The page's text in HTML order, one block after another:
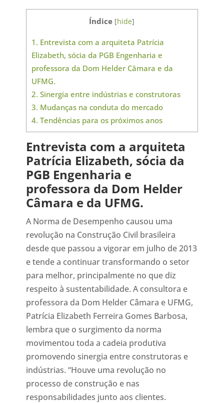
Índice [hide]
1. Entrevista com a arquiteta Patrícia
Elizabeth, sócia da PGB Engenharia e
professora da Dom Helder Câmara e da
UFMG.
2. Sinergia entre indústrias e construtoras
3. Mudanças na conduta do mercado
4. Tendências para os próximos anos
Entrevista com a arquiteta
Patrícia Elizabeth, sócia da
PGB Engenharia e
professora da Dom Helder
Câmara e da UFMG.
A Norma de Desempenho causou uma
revolução na Construção Civil brasileira
desde que passou a vigorar em julho de 2013
e tende a continuar transformando o setor
para melhor, principalmente no que diz
respeito à sustentabilidade. A consultora e
professora da Dom Helder Câmara e UFMG,
Patrícia Elizabeth Ferreira Gomes Barbosa,
lembra que o surgimento da norma
movimentou toda a cadeia produtiva
promovendo sinergia entre construtoras e
indústrias. “Houve uma revolução no
processo de construção e nas
responsabilidades junto aos clientes.